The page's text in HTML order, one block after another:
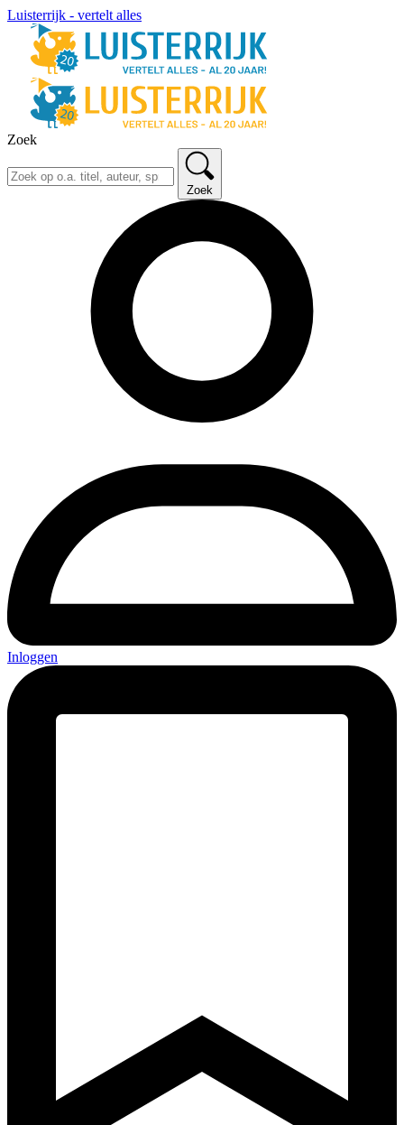
Luisterrijk - vertelt alles
Zoek
Zoek
Inloggen